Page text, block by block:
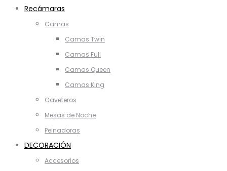
Recámaras
Camas
Camas Twin
Camas Full
Camas Queen
Camas King
Gaveteros
Mesas de Noche
Peinadoras
DECORACIÓN
Accesorios